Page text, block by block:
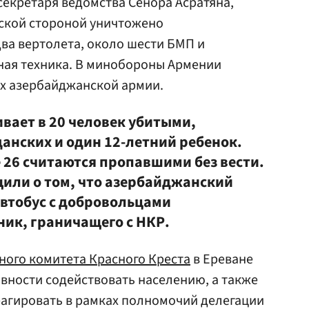
стороной уничтожено
вертолета, около шести БМП и
техника. В минобороны Армении
азербайджанской армии.
в 20 человек убитыми,
и один 12-летний ребенок.
считаются пропавшими без вести.
о том, что азербайджанский
с добровольцами
граничащего с НКР.
комитета Красного Крестав Ереване
содействовать населению, а также
в рамках полномочий делегации